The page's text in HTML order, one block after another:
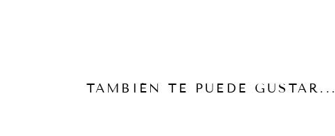
TAMBIÉN TE PUEDE GUSTAR...